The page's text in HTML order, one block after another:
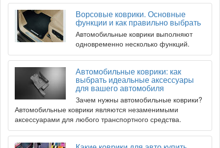
Ворсовые коврики. Основные
функции и как правильно выбрать
Автомобильные коврики выполняют
одновременно несколько функций.
Автомобильные коврики: как
выбрать идеальные аксессуары
для вашего автомобиля
Зачем нужны автомобильные коврики?
Автомобильные коврики являются незаменимыми
аксессуарами для любого транспортного средства.